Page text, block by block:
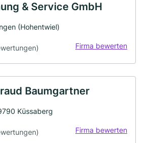
& Service GmbH
(Hohentwiel)
Firma bewerten
Baumgartner
Küssaberg
Firma bewerten